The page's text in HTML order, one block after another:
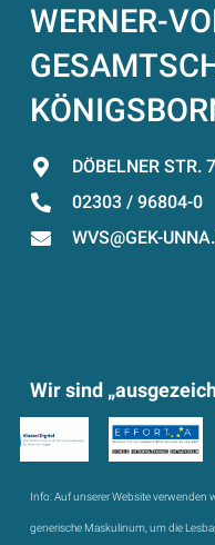
WERNER-
DÖBELNER STR.
02303 / 96804-0
WVS@GEK-
Wir sind
Info:Auf unserer Website verwenden
generische Maskulinum, um die